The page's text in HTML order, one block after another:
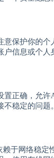
意保护你的
信息或个人
置正确，允许
稳定的问题。
赖于网络稳定